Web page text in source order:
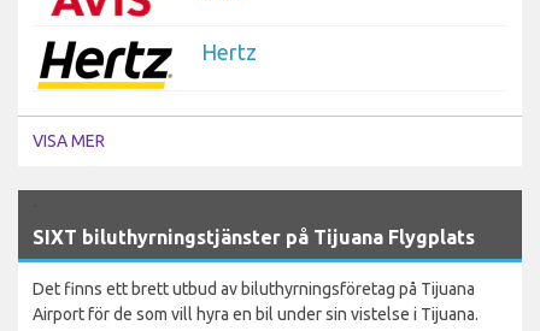
Hertz
VISA MER
SIXT biluthyrningstjänster på Tijuana Flygplats
Det finns ett brett utbud av biluthyrningsföretag på Tijuana
Airport för de som vill hyra en bil under sin vistelse i Tijuana.